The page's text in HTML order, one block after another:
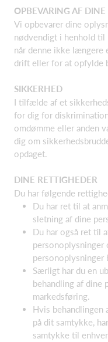
OPBEVARING AF
Vi opbevarer dine
nødvendigt i henhold til
når denne ikke længere
drift eller for at opfylde
SIKKERHED
I tilfælde af et
for dig for
omdømme eller anden
dig om
opdaget.
DINE RETTIGHEDER
Du har følgende
Du har ret til at
sletning af dine
Du har også ret til
personoplysninger
personoplysninger
Særligt har du en
behandling af dine
markedsføring.
Hvis behandlingen
på dit samtykke,
samtykke til